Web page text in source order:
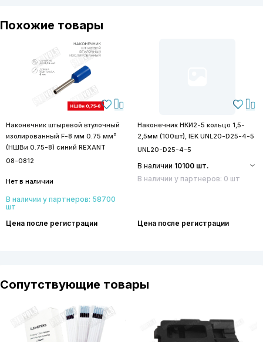
Похожие товары
Наконечник штыревой втулочный
изолированный F-8 мм 0.75 мм²
(НШВи 0.75-8) синий REXANT
08-0812
Нет в наличии
В наличии у партнеров: 58700
шт
Цена после регистрации
Наконечник НКИ2-5 кольцо 1,5-
2,5мм (100шт), IEK UNL20-D25-4-5
UNL20-D25-4-5
В наличии 10100 шт.
В наличии у партнеров: 0 шт
Цена после регистрации
Сопутствующие товары